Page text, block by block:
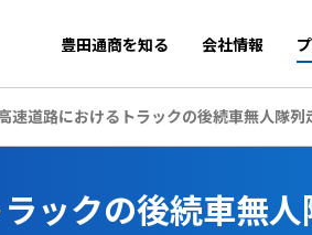
豊田通商を知る 会社情報
速道路におけるトラックの後続車無人隊列
ックの後続車無